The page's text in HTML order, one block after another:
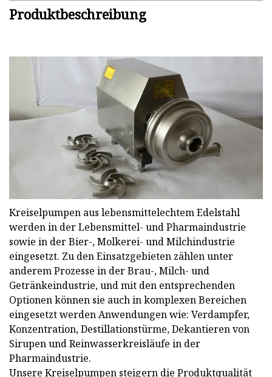
Produktbeschreibung
Kreiselpumpen aus lebensmittelechtem Edelstahl
werden in der Lebensmittel- und Pharmaindustrie
sowie in der Bier-, Molkerei- und Milchindustrie
eingesetzt. Zu den Einsatzgebieten zählen unter
anderem Prozesse in der Brau-, Milch- und
Getränkeindustrie, und mit den entsprechenden
Optionen können sie auch in komplexen Bereichen
eingesetzt werden Anwendungen wie: Verdampfer,
Konzentration, Destillationstürme, Dekantieren von
Sirupen und Reinwasserkreisläufe in der
Pharmaindustrie.
Unsere Kreiselpumpen steigern die Produktqualität